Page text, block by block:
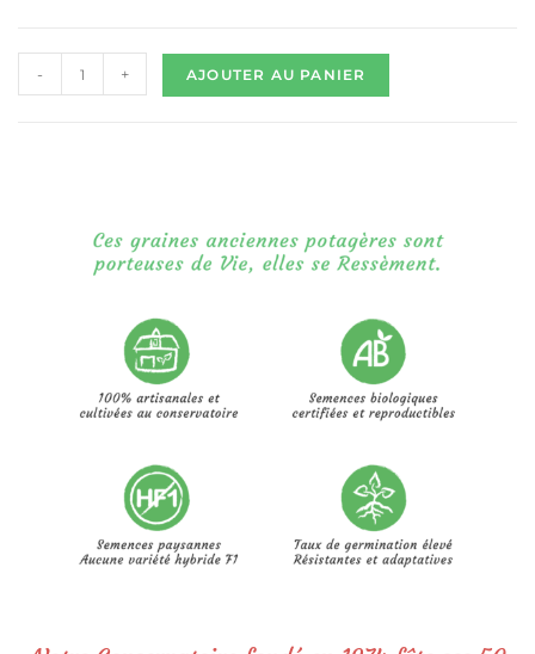
- + AJOUTER AU PANIER